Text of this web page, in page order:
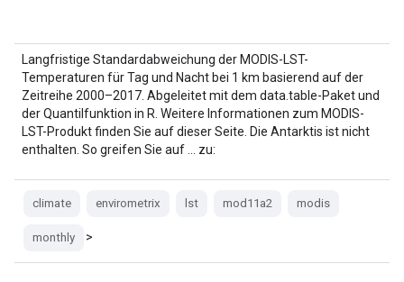
Langfristige Standardabweichung der MODIS-LST-
Temperaturen für Tag und Nacht bei 1 km basierend auf der
Zeitreihe 2000–2017. Abgeleitet mit dem data.table-Paket und
der Quantilfunktion in R. Weitere Informationen zum MODIS-
LST-Produkt finden Sie auf dieser Seite. Die Antarktis ist nicht
enthalten. So greifen Sie auf … zu:
climate envirometrix lst mod11a2 modis
monthly >